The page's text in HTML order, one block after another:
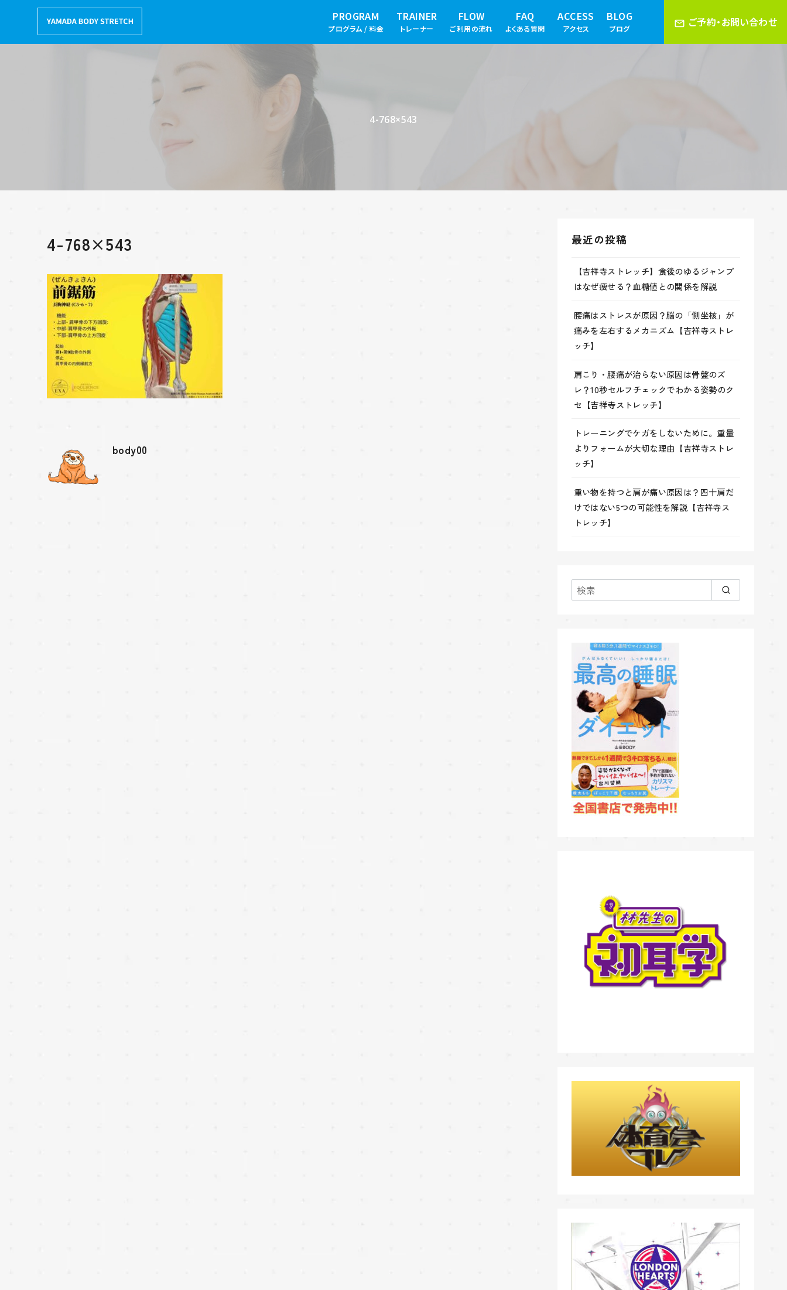
テ
PROGRAM
プログラム / 料金
TRAINER
トレーナー
FLOW
ご利用の流れ
FAQ
よくある質問
ACCESS
アクセス
BLOG
ブログ
4-768×543
ご予約・お問い合わせ
4-768×543
body00
最近の投稿
【吉祥寺ストレッチ】食後のゆるジャンプ
はなぜ痩せる？血糖値との関係を解説
腰痛はストレスが原因？脳の「側坐核」が
痛みを左右するメカニズム【吉祥寺ストレ
ッチ】
肩こり・腰痛が治らない原因は骨盤のズ
レ？10秒セルフチェックでわかる姿勢のク
セ【吉祥寺ストレッチ】
トレーニングでケガをしないために。重量
よりフォームが大切な理由【吉祥寺ストレ
ッチ】
重い物を持つと肩が痛い原因は？四十肩だ
けではない5つの可能性を解説【吉祥寺ス
トレッチ】